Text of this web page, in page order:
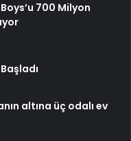
700 Milyon
altına üç odalı ev